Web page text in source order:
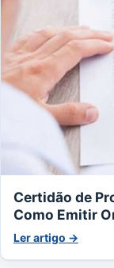
Certidão de
Como Emitir
Ler artigo →